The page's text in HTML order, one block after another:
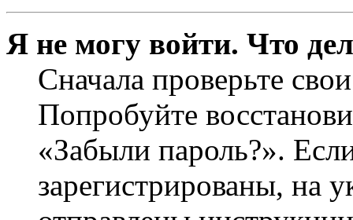
Я не могу войти. Что
Сначала проверьте
Попробуйте
«Забыли пароль?».
зарегистрированы, на